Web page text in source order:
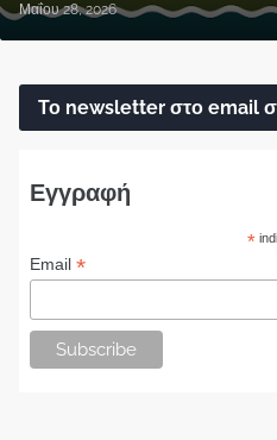
Μαΐου 28, 2026
Το newsletter στο email
Εγγραφή
*
Email *